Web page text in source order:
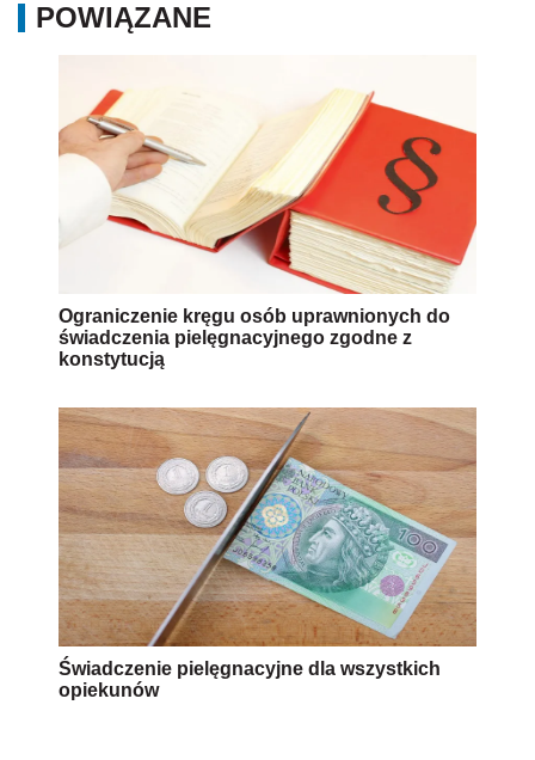
POWIĄZANE
Ograniczenie kręgu osób uprawnionych do
świadczenia pielęgnacyjnego zgodne z
konstytucją
Świadczenie pielęgnacyjne dla wszystkich
opiekunów